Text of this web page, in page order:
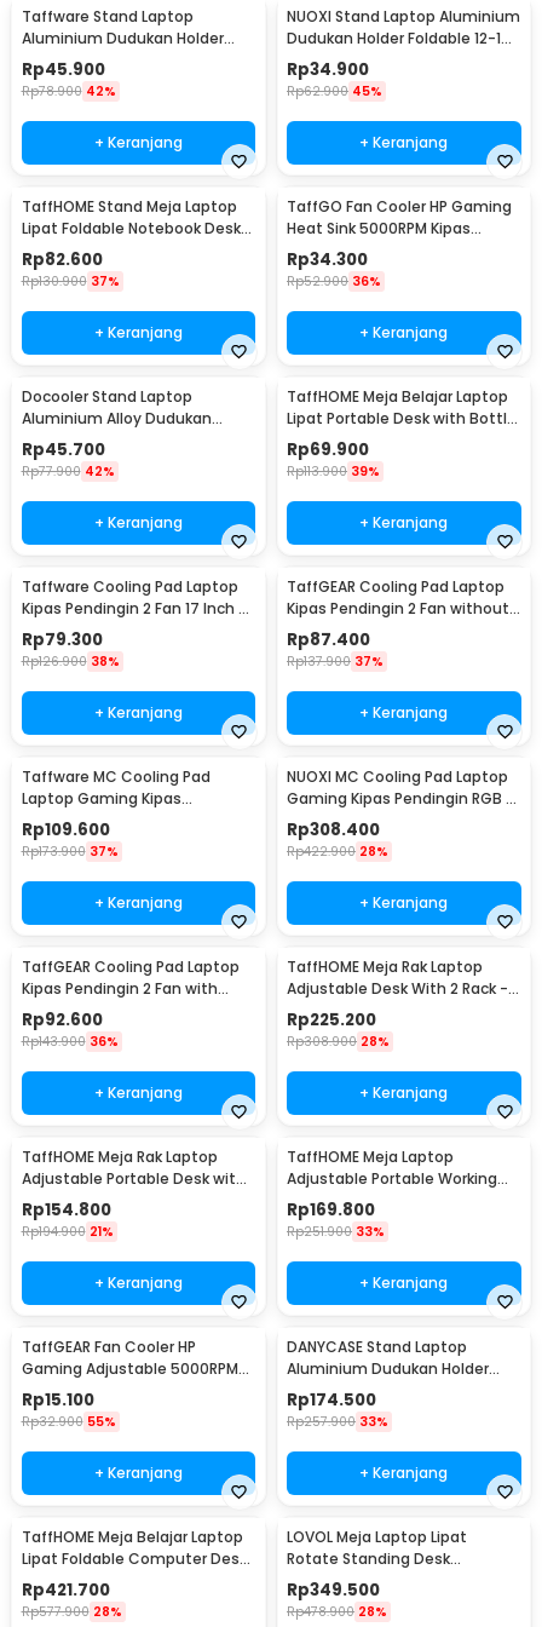
Taffware Stand Laptop
Aluminium Dudukan Holder
Foldable Portable - IV012
Rp45.900
Rp78.900 42%
+ Keranjang
NUOXI Stand Laptop Aluminium
Dudukan Holder Foldable 12-17
Inch - N3
Rp34.900
Rp62.900 45%
+ Keranjang
TaffHOME Stand Meja Laptop
Lipat Foldable Notebook Desk
Table - BC60
Rp82.600
Rp130.900 37%
+ Keranjang
TaffGO Fan Cooler HP Gaming
Heat Sink 5000RPM Kipas
Pendingin 5V - H-15
Rp34.300
Rp52.900 36%
+ Keranjang
Docooler Stand Laptop
Aluminium Alloy Dudukan
Holder Foldable 7 Level - N7
Rp45.700
Rp77.900 42%
+ Keranjang
TaffHOME Meja Belajar Laptop
Lipat Portable Desk with Bottle
Hole - L62
Rp69.900
Rp113.900 39%
+ Keranjang
Taffware Cooling Pad Laptop
Kipas Pendingin 2 Fan 17 Inch -
N99
Rp79.300
Rp126.900 38%
+ Keranjang
TaffGEAR Cooling Pad Laptop
Kipas Pendingin 2 Fan without
Knob Speed - Q100
Rp87.400
Rp137.900 37%
+ Keranjang
Taffware MC Cooling Pad
Laptop Gaming Kipas
Pendingin 6 Fan 15.6 Inch - Q3
Rp109.600
Rp173.900 37%
+ Keranjang
NUOXI MC Cooling Pad Laptop
Gaming Kipas Pendingin RGB 2
Fan 18 Inch - X500
Rp308.400
Rp422.900 28%
+ Keranjang
TaffGEAR Cooling Pad Laptop
Kipas Pendingin 2 Fan with
Knob Speed - Q100
Rp92.600
Rp143.900 36%
+ Keranjang
TaffHOME Meja Rak Laptop
Adjustable Desk With 2 Rack -
ND03
Rp225.200
Rp308.900 28%
+ Keranjang
TaffHOME Meja Rak Laptop
Adjustable Portable Desk with 1
Rack - ND03
Rp154.800
Rp194.900 21%
+ Keranjang
TaffHOME Meja Laptop
Adjustable Portable Working
Desk 3 Layer 60x40cm - ND04
Rp169.800
Rp251.900 33%
+ Keranjang
TaffGEAR Fan Cooler HP
Gaming Adjustable 5000RPM
Kipas Pendingin 5V - G6
Rp15.100
Rp32.900 55%
+ Keranjang
DANYCASE Stand Laptop
Aluminium Dudukan Holder
Foldable Cooling Fan - DC1316
Rp174.500
Rp257.900 33%
+ Keranjang
TaffHOME Meja Belajar Laptop
Lipat Foldable Computer Desk
- BL-A53
Rp421.700
Rp577.900 28%
LOVOL Meja Laptop Lipat
Rotate Standing Desk
Telescopic for Bed - C02Y
Rp349.500
Rp478.900 28%